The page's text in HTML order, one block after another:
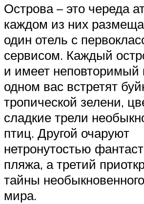
Острова – это череда
каждом из них
один отель с
сервисом. Каждый
и имеет неповторимый
одном вас встретят
тропической зелени,
сладкие трели
птиц. Другой очаруют
нетронутостью
пляжа, а третий
тайны
мира.